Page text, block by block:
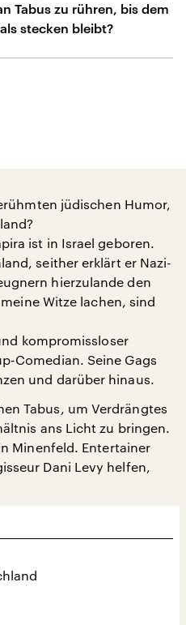
Tabus zu rühren, bis dem
stecken bleibt?
jüdischen Humor,
ist in Israel geboren.
seither erklärt er Nazi-
hierzulande den
Witze lachen, sind
kompromissloser
Comedian. Seine Gags
und darüber hinaus.
Tabus, um Verdrängtes
ans Licht zu bringen.
Minenfeld. Entertainer
Dani Levy helfen,